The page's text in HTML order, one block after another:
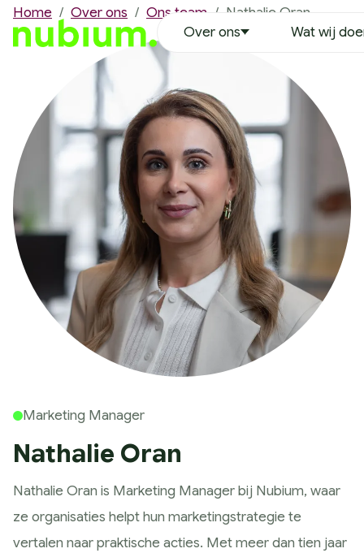
Over ons
Ons team
Erwin Duinkerken
Richard Hoekstra
Robin Leenheer
Nathalie Oran
Tim van der Heijden
Justin Ikink
Remco Vaanholt
Lynette Bruins
Wouter Wensing
Vacatures
MVO
Strategie
Marketing Scan
Over ons Wat wij
Home / Over ons / Ons team / Nathalie Oran
Marketing Manager
Nathalie Oran
Nathalie Oran is Marketing Manager bij Nubium, waar
ze organisaties helpt hun marketingstrategie te
vertalen naar praktische acties. Met meer dan tien jaar